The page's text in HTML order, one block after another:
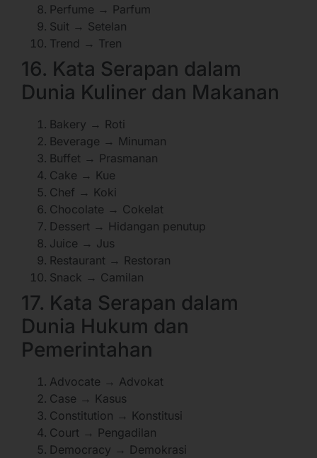
Perfume → Parfum
Suit → Setelan
Trend → Tren
16. Kata Serapan dalam
Dunia Kuliner dan Makanan
Bakery → Roti
Beverage → Minuman
Buffet → Prasmanan
Cake → Kue
Chef → Koki
Chocolate → Cokelat
Dessert → Hidangan penutup
Juice → Jus
Restaurant → Restoran
Snack → Camilan
17. Kata Serapan dalam
Dunia Hukum dan
Pemerintahan
Advocate → Advokat
Case → Kasus
Constitution → Konstitusi
Court → Pengadilan
Democracy → Demokrasi